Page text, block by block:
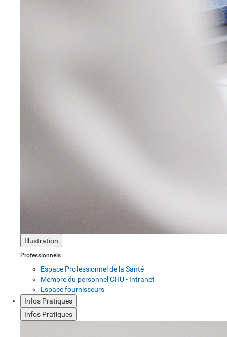
Illustration
Professionnels
Espace Professionnel de la Santé
Membre du personnel CHU - Intranet
Espace fournisseurs
Infos Pratiques
Infos Pratiques